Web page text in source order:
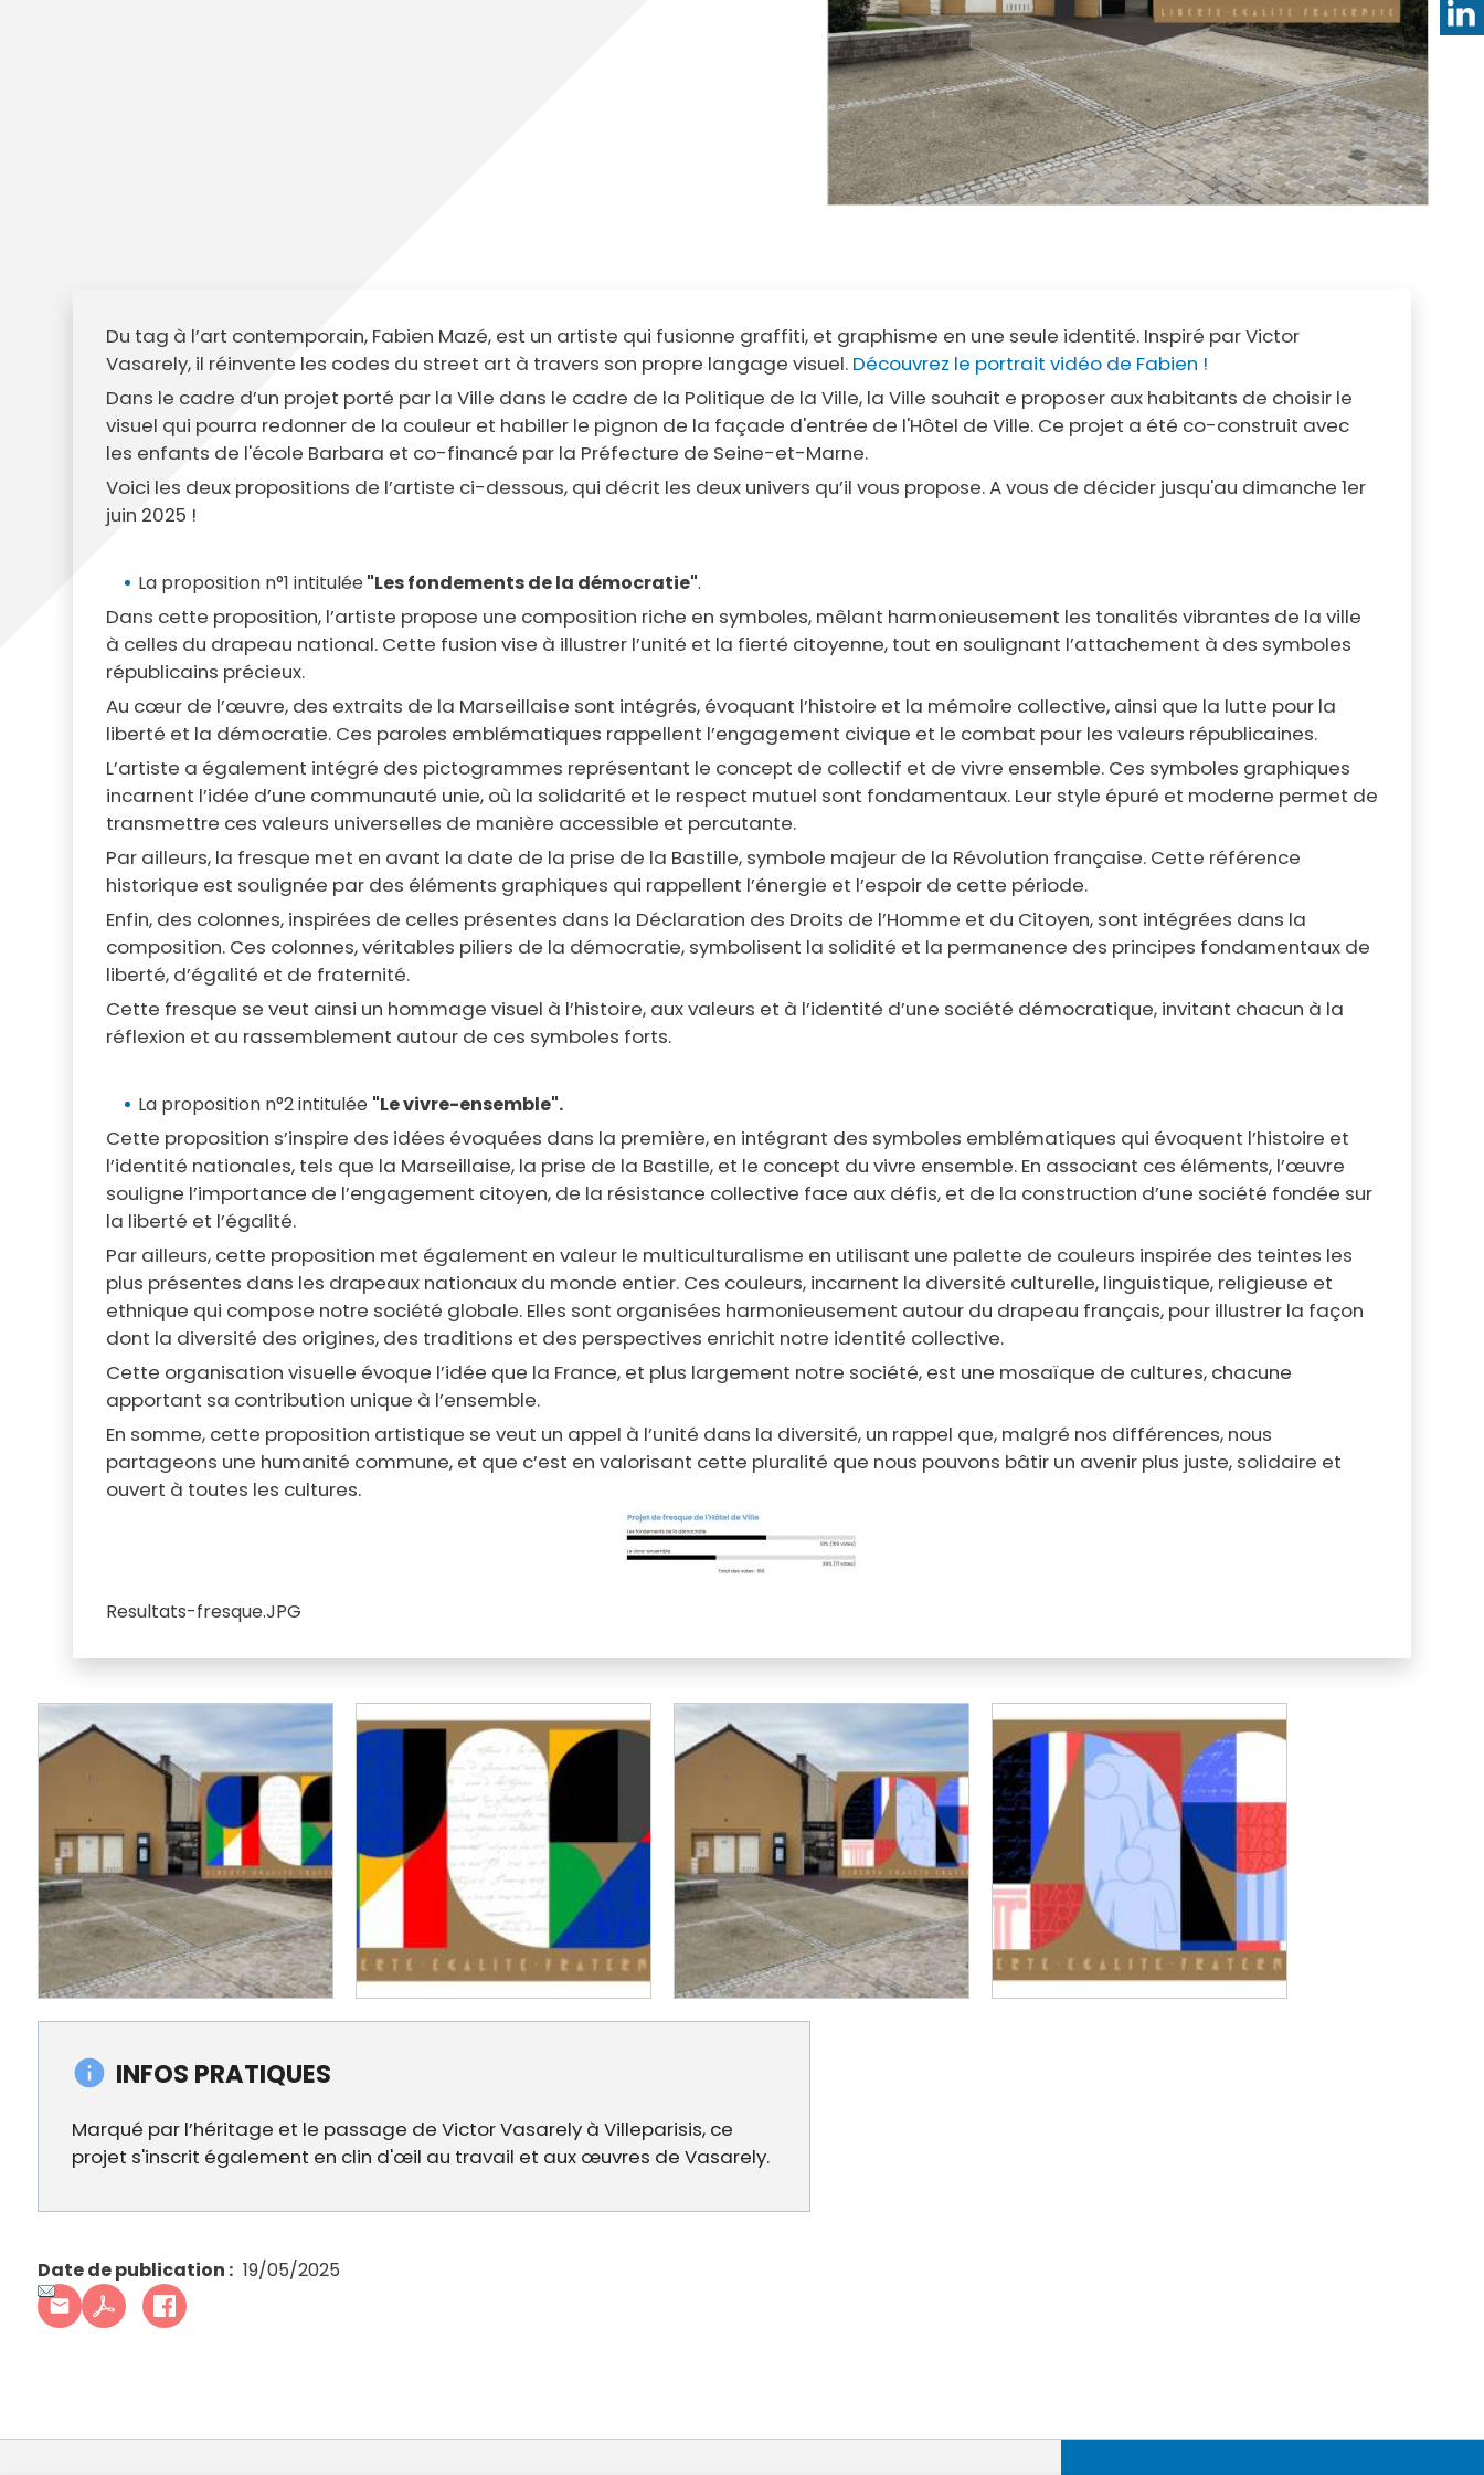
Services en ligne
Annuaire des associations
Formalités administratives pour les
associations
Assainissement
Les RDV santé
Qualité de l'air et de l'eau
Bruit et santé
Prévention des intoxications au
monoxyde de carbone
Plan local d'urbanisme
Du tag à l’art contemporain, Fabien Mazé, est un artiste qui fusionne graffiti, et graphisme en une seule identité. Inspiré par Victor
Vasarely, il réinvente les codes du street art à travers son propre langage visuel. Découvrez le portrait vidéo de Fabien !
Dans le cadre d’un projet porté par la Ville dans le cadre de la Politique de la Ville, la Ville souhait e proposer aux habitants de choisir le
visuel qui pourra redonner de la couleur et habiller le pignon de la façade d'entrée de l'Hôtel de Ville. Ce projet a été co-construit avec
les enfants de l'école Barbara et co-financé par la Préfecture de Seine-et-Marne.
Voici les deux propositions de l’artiste ci-dessous, qui décrit les deux univers qu’il vous propose. A vous de décider jusqu'au dimanche 1er
juin 2025 !
La proposition n°1 intitulée"Les fondements de la démocratie".
Dans cette proposition, l’artiste propose une composition riche en symboles, mêlant harmonieusement les tonalités vibrantes de la ville
à celles du drapeau national. Cette fusion vise à illustrer l’unité et la fierté citoyenne, tout en soulignant l’attachement à des symboles
républicains précieux.
Au cœur de l’œuvre, des extraits de la Marseillaise sont intégrés, évoquant l’histoire et la mémoire collective, ainsi que la lutte pour la
liberté et la démocratie. Ces paroles emblématiques rappellent l’engagement civique et le combat pour les valeurs républicaines.
L’artiste a également intégré des pictogrammes représentant le concept de collectif et de vivre ensemble. Ces symboles graphiques
incarnent l’idée d’une communauté unie, où la solidarité et le respect mutuel sont fondamentaux. Leur style épuré et moderne permet de
transmettre ces valeurs universelles de manière accessible et percutante.
Par ailleurs, la fresque met en avant la date de la prise de la Bastille, symbole majeur de la Révolution française. Cette référence
historique est soulignée par des éléments graphiques qui rappellent l’énergie et l’espoir de cette période.
Enfin, des colonnes, inspirées de celles présentes dans la Déclaration des Droits de l’Homme et du Citoyen, sont intégrées dans la
composition. Ces colonnes, véritables piliers de la démocratie, symbolisent la solidité et la permanence des principes fondamentaux de
liberté, d’égalité et de fraternité.
Cette fresque se veut ainsi un hommage visuel à l’histoire, aux valeurs et à l’identité d’une société démocratique, invitant chacun à la
réflexion et au rassemblement autour de ces symboles forts.
La proposition n°2 intitulée "Le vivre-ensemble".
Cette proposition s’inspire des idées évoquées dans la première, en intégrant des symboles emblématiques qui évoquent l’histoire et
l’identité nationales, tels que la Marseillaise, la prise de la Bastille, et le concept du vivre ensemble. En associant ces éléments, l’œuvre
souligne l’importance de l’engagement citoyen, de la résistance collective face aux défis, et de la construction d’une société fondée sur
la liberté et l’égalité.
Par ailleurs, cette proposition met également en valeur le multiculturalisme en utilisant une palette de couleurs inspirée des teintes les
plus présentes dans les drapeaux nationaux du monde entier. Ces couleurs, incarnent la diversité culturelle, linguistique, religieuse et
ethnique qui compose notre société globale. Elles sont organisées harmonieusement autour du drapeau français, pour illustrer la façon
dont la diversité des origines, des traditions et des perspectives enrichit notre identité collective.
Cette organisation visuelle évoque l’idée que la France, et plus largement notre société, est une mosaïque de cultures, chacune
apportant sa contribution unique à l’ensemble.
En somme, cette proposition artistique se veut un appel à l’unité dans la diversité, un rappel que, malgré nos différences, nous
partageons une humanité commune, et que c’est en valorisant cette pluralité que nous pouvons bâtir un avenir plus juste, solidaire et
ouvert à toutes les cultures.
Resultats-fresque.JPG
INFOS PRATIQUES
Marqué par l’héritage et le passage de Victor Vasarely à Villeparisis, ce
projet s'inscrit également en clin d'œil au travail et aux œuvres de Vasarely.
Date de publication 19/05/2025